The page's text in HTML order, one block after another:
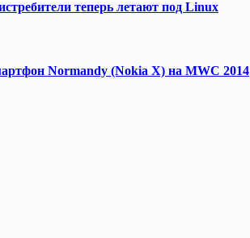
теперь летают под Linux
Normandy (Nokia X) на MWC 2014